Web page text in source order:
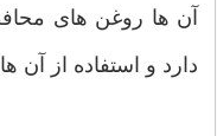
آن ها روغن های
دارد و استفاده از آن